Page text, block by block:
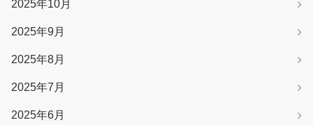
2025年10月
2025年9月
2025年8月
2025年7月
2025年6月